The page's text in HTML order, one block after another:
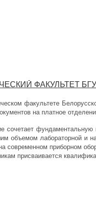
ФАКУЛЬТЕТ
факультете
на платное
сочетает
объемом лабораторной и
современном приборном
присваивается